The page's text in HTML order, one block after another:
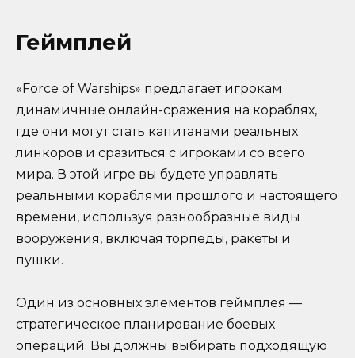
Геймплей
«Force of Warships» предлагает игрокам
динамичные онлайн-сражения на кораблях,
где они могут стать капитанами реальных
линкоров и сразиться с игроками со всего
мира. В этой игре вы будете управлять
реальными кораблями прошлого и настоящего
времени, используя разнообразные виды
вооружения, включая торпеды, ракеты и
пушки.
Один из основных элементов геймплея —
стратегическое планирование боевых
операций. Вы должны выбирать подходящую